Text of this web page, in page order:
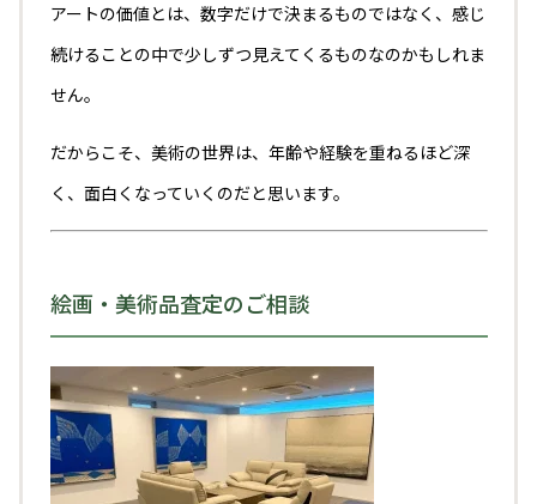
アートの価値とは、数字だけで決まるものではなく、感じ
続けることの中で少しずつ見えてくるものなのかもしれま
せん。
だからこそ、美術の世界は、年齢や経験を重ねるほど深
く、面白くなっていくのだと思います。
絵画・美術品査定のご相談